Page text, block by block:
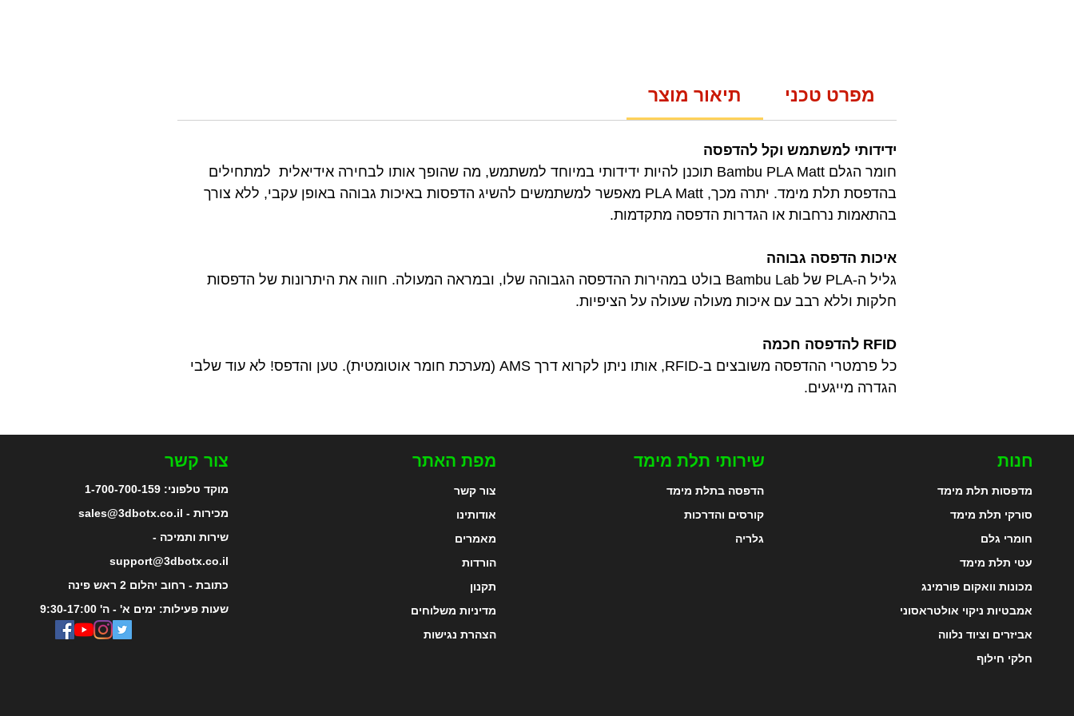
תיאור מוצר מפרט טכני
ידידותי למשתמש וקל להדפסה
חומר הגלם Bambu PLA Matt תוכנן להיות ידידותי במיוחד למשתמש, מה שהופך אותו לבחירה אידיאלית למתחילים
בהדפסת תלת מימד. יתרה מכך, PLA Matt מאפשר למשתמשים להשיג הדפסות באיכות גבוהה באופן עקבי, ללא צורך
בהתאמות נרחבות או הגדרות הדפסה מתקדמות.
איכות הדפסה גבוהה
גליל ה-PLA של Bambu Lab בולט במהירות ההדפסה הגבוהה שלו, ובמראה המעולה. חווה את היתרונות של הדפסות
חלקות וללא רבב עם איכות מעולה שעולה על הציפיות.
RFID להדפסה חכמה
כל פרמטרי ההדפסה משובצים ב-RFID, אותו ניתן לקרוא דרך AMS (מערכת חומר אוטומטית). טען והדפס! לא עוד שלבי
הגדרה מייגעים.
צור קשר
מוקד טלפוני:1-700-700-159
מכירות - sales@3dbotx.co.il
שירות ותמיכה -
support@3dbotx.co.il
כתובת - רחוב יהלום 2 ראש פינה
שעות פעילות: ימים א' - ה' 9:30-17:00
מפת האתר
צור קשר
אודותינו
מאמרים
הורדות
תקנון
מדיניות משלוחים
הצהרת נגישות
שירותי תלת מימד
הדפסה בתלת מימד
קורסים והדרכות
גלריה
חנות
מדפסות תלת מימד
סורקי תלת מימד
חומרי גלם
עטי תלת מימד
מכונות וואקום פורמינג
אמבטיות ניקוי אולטראסוני
אביזרים וציוד נלווה
חלקי חילוף